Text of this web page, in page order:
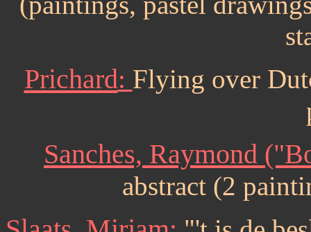
Prichard: Flying over
Sanches, Raymond
abstract (2